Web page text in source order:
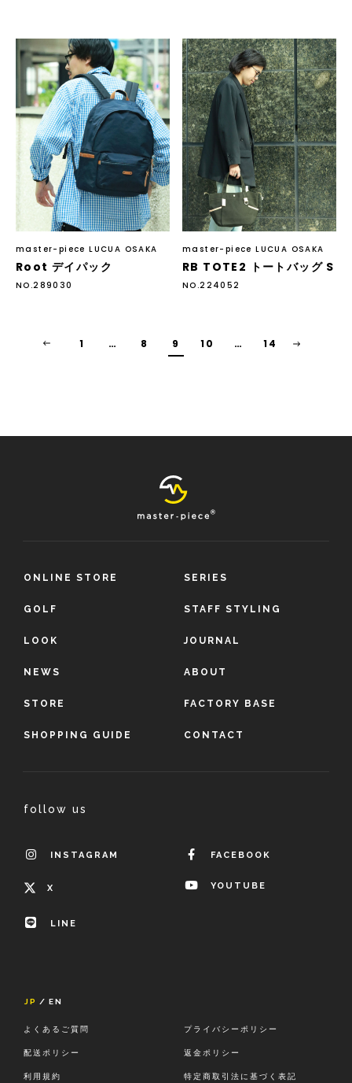
master-piece LUCUA OSAKA
Root デイパック
NO.289030
master-piece LUCUA OSAKA
RB TOTE2 トートバッグ S
NO.224052
1 … 8 9 10 … 14
ONLINE STORE SERIES
GOLF STAFF STYLING
LOOK JOURNAL
NEWS ABOUT
STORE FACTORY BASE
SHOPPING GUIDE CONTACT
follow us
INSTAGRAM FACEBOOK
X YOUTUBE
LINE
JP EN
よくあるご質問 プライバシーポリシー
配送ポリシー 返金ポリシー
利用規約 特定商取引法に基づく表記